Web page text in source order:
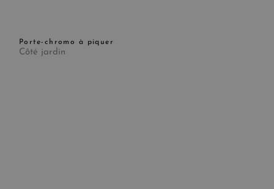
Porte-chromo à piquer
Côté jardin